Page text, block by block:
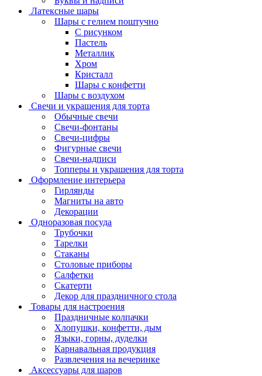
Латексные шары
Шары с гелием поштучно
С рисунком
Пастель
Металлик
Хром
Кристалл
Шары с конфетти
Шары с воздухом
Свечи и украшения для торта
Обычные свечи
Свечи-фонтаны
Свечи-цифры
Фигурные свечи
Свечи-надписи
Топперы и украшения для торта
Оформление интерьера
Гирлянды
Магниты на авто
Декорации
Одноразовая посуда
Трубочки
Тарелки
Стаканы
Столовые приборы
Салфетки
Скатерти
Декор для праздничного стола
Товары для настроения
Праздничные колпачки
Хлопушки, конфетти, дым
Языки, горны, дуделки
Карнавальная продукция
Развлечения на вечеринке
Аксессуары для шаров